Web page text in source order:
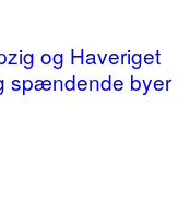
og Haveriget
spændende byer